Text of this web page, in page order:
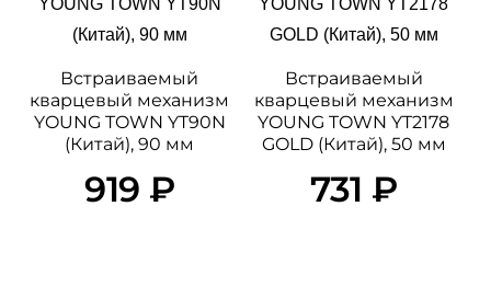
Встраиваемый
кварцевый механизм
YOUNG TOWN YT90N
(Китай), 90 мм
919 ₽
Встраиваемый
кварцевый механизм
YOUNG TOWN YT2178
GOLD (Китай), 50 мм
731 ₽